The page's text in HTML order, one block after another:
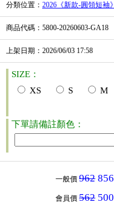
分類位置 ： 2026《新款-圓領短袖》
商品代碼 ：5800-20260603-GA18
上架日期 ：2026/06/03 17:58
SIZE：
XS
S M
下單請備註顏色：
一般價 962 856
會員價 562 500